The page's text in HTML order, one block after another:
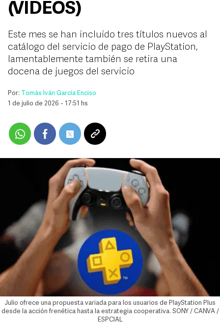
(VIDEOS)
Este mes se han incluido tres títulos nuevos al
catálogo del servicio de pago de PlayStation,
lamentablemente también se retira una
docena de juegos del servicio
Por:
Tomás Iván García Enciso
1 de julio de 2026 - 17:51 hs
Julio ofrece una propuesta variada para los usuarios de PlayStation Plus
desde la acción frenética hasta la estrategia cooperativa. SONY / CANVA /
ESPCIAL